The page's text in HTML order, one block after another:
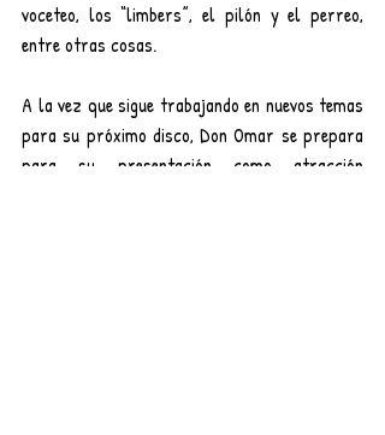
voceteo, los “limbers”, el pilón y el perreo,
entre otras cosas.
A la vez que sigue trabajando en nuevos temas
para su próximo disco, Don Omar se prepara
para su presentación como atracción